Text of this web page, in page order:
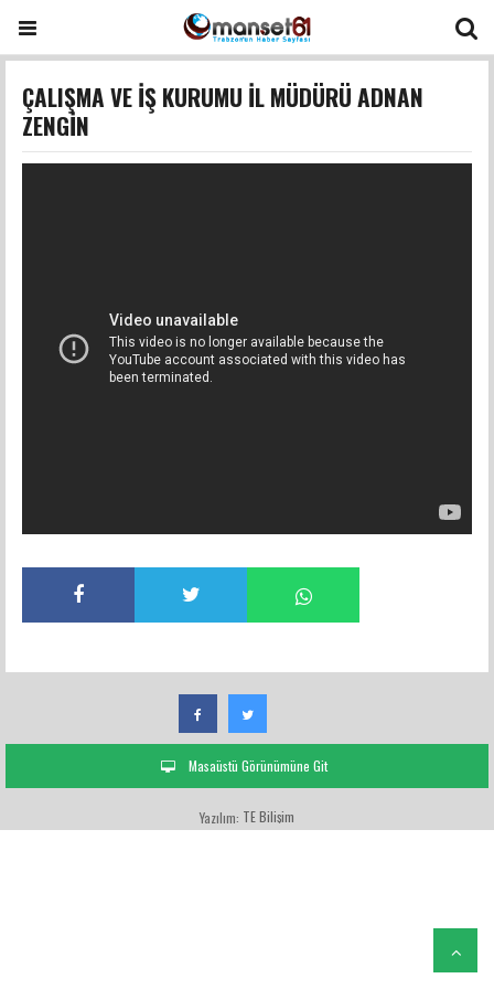
ÇALIŞMA VE İŞ KURUMU İL MÜDÜRÜ ADNAN
ZENGİN
Masaüstü Görünümüne Git
Yazılım: TE Bilişim